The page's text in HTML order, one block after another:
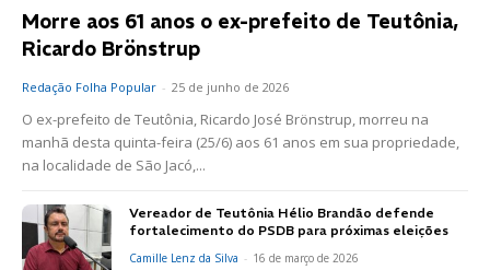
Morre aos 61 anos o ex-prefeito de Teutônia,
Ricardo Brönstrup
Redação Folha Popular - 25 de junho de 2026
O ex-prefeito de Teutônia, Ricardo José Brönstrup, morreu na
manhã desta quinta-feira (25/6) aos 61 anos em sua propriedade,
na localidade de São Jacó,...
Vereador de Teutônia Hélio Brandão defende
fortalecimento do PSDB para próximas eleições
Camille Lenz da Silva - 16 de março de 2026